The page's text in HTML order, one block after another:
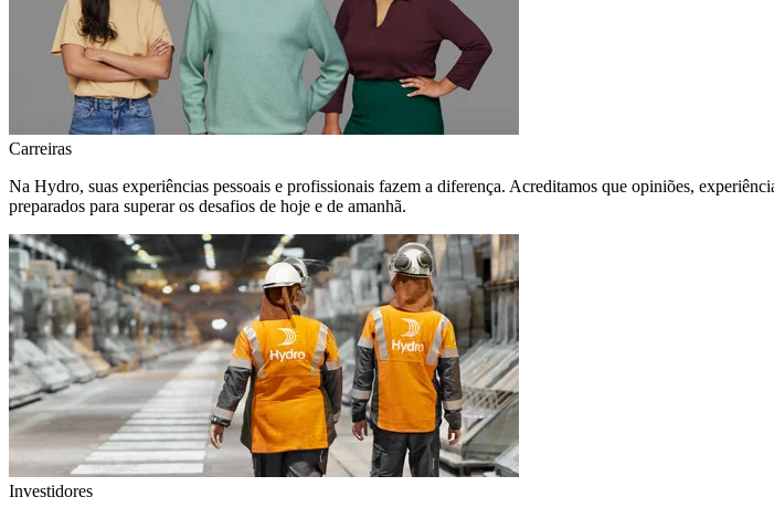
Carreiras
Na Hydro, suas experiências pessoais e profissionais fazem a diferença. Acreditamos que opiniões,
preparados para superar os desafios de hoje e de amanhã.
Investidores